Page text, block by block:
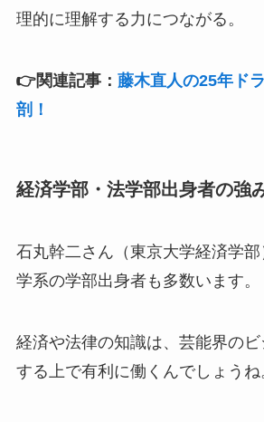
理的に理解する力につながる。
👉関連記事： 藤木直人の25年ド
剖！
経済学部・法学部出身者の強
石丸幹二さん（東京大学経済学
学系の学部出身者も多数います。
経済や法律の知識は、芸能界の
する上で有利に働くんでしょうね